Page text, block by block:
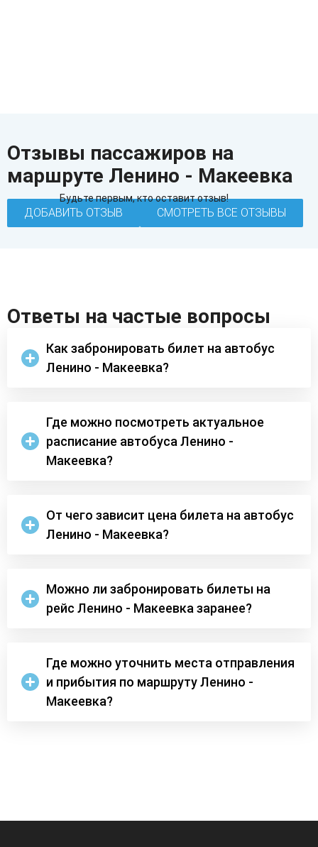
Отзывы пассажиров на
маршруте Ленино - Макеевка
Будьте первым, кто оставит отзыв!
ДОБАВИТЬ ОТЗЫВ СМОТРЕТЬ ВСЕ ОТЗЫВЫ
Ответы на частые вопросы
Как забронировать билет на автобус
Ленино - Макеевка?
Где можно посмотреть актуальное
расписание автобуса Ленино -
Макеевка?
От чего зависит цена билета на автобус
Ленино - Макеевка?
Можно ли забронировать билеты на
рейс Ленино - Макеевка заранее?
Где можно уточнить места отправления
и прибытия по маршруту Ленино -
Макеевка?